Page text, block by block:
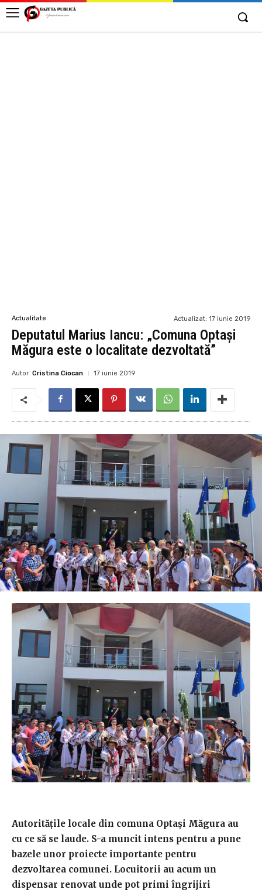
Actualitate Actualizat: 17 iunie 2019
Deputatul Marius Iancu: „Comuna Optași
Măgura este o localitate dezvoltată”
Autor Cristina Ciocan 17 iunie 2019
Autoritățile locale din comuna Optași Măgura au
cu ce să se laude. S-a muncit intens pentru a pune
bazele unor proiecte importante pentru
dezvoltarea comunei. Locuitorii au acum un
dispensar renovat unde pot primi îngrijiri